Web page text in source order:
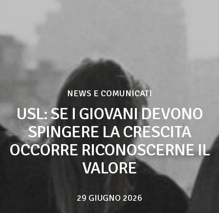
NEWS E COMUNICATI
USL: SE I GIOVANI DEVONO
SPINGERE LA CRESCITA
OCCORRE RICONOSCERNE IL
VALORE
29 GIUGNO 2026